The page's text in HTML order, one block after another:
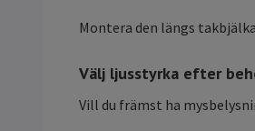
Montera den längs
Välj ljusstyrka efter
Vill du främst ha